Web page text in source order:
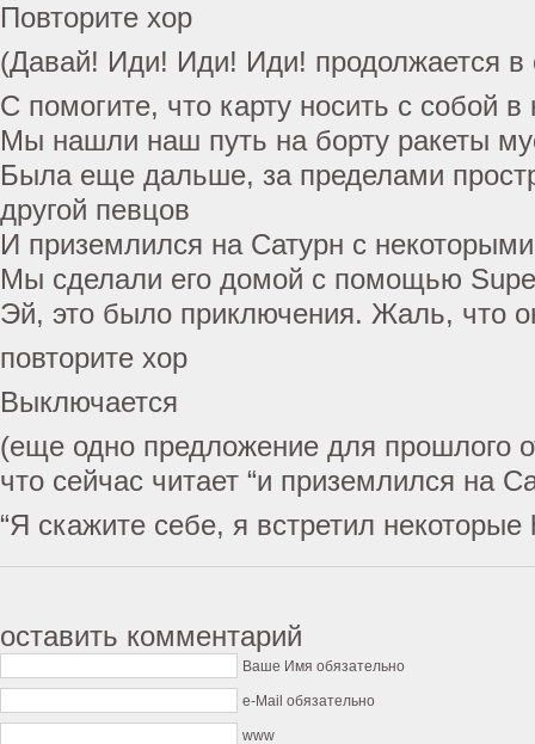
Повторите хор
(Давай! Иди! Иди! Иди! продолжается
С помогите, что карту носить с собой в
Мы нашли наш путь на борту ракеты
Была еще дальше, за пределами
другой певцов
И приземлился на Сатурн с
Мы сделали его домой с помощью
Эй, это было приключения. Жаль, что
повторите хор
Выключается
(еще одно предложение для прошлого
что сейчас читает “и приземлился на
“Я скажите себе, я встретил некоторые
оставить комментарий
Ваше Имя обязательно
e-Mail обязательно
www